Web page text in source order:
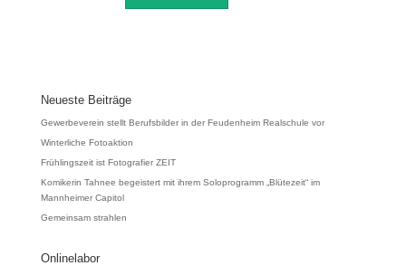
Neueste Beiträge
Gewerbeverein stellt Berufsbilder in der Feudenheim Realschule vor
Winterliche Fotoaktion
Frühlingszeit ist Fotografier ZEIT
Komikerin Tahnee begeistert mit ihrem Soloprogramm „Blütezeit“ im
Mannheimer Capitol
Gemeinsam strahlen
Onlinelabor